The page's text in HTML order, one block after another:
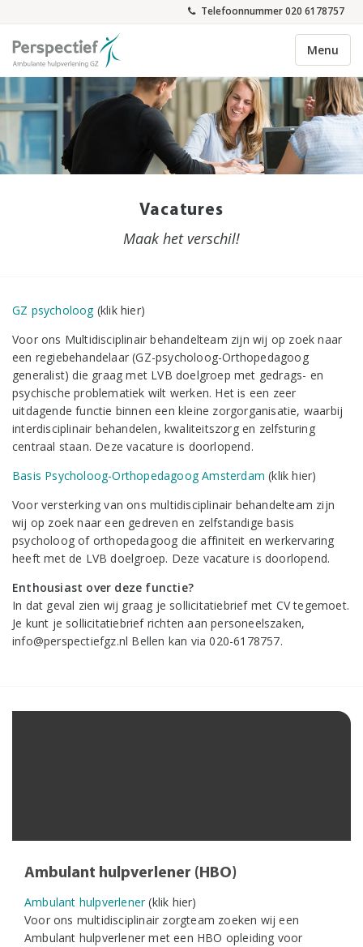
Telefoonnummer 020 6178757
Menu
Vacatures
Maak het verschil!
GZ psycholoog(klik hier)
Voor ons Multidisciplinair behandelteam zijn wij op zoek naar
een regiebehandelaar (GZ-psycholoog-Orthopedagoog
generalist) die graag met LVB doelgroep met gedrags- en
psychische problematiek wilt werken. Het is een zeer
uitdagende functie binnen een kleine zorgorganisatie, waarbij
interdisciplinair behandelen, kwaliteitszorg en zelfsturing
centraal staan. Deze vacature is doorlopend.
Basis Psycholoog-Orthopedagoog Amsterdam (klik hier)
Voor versterking van ons multidisciplinair behandelteam zijn
wij op zoek naar een gedreven en zelfstandige basis
psycholoog of orthopedagoog die affiniteit en werkervaring
heeft met de LVB doelgroep. Deze vacature is doorlopend.
Enthousiast over deze functie?
In dat geval zien wij graag je sollicitatiebrief met CV tegemoet.
Je kunt je sollicitatiebrief richten aan personeelszaken,
info@perspectiefgz.nl Bellen kan via 020-6178757.
Ambulant hulpverlener (HBO)
Ambulant hulpverlener(klik hier)
Voor ons multidisciplinair zorgteam zoeken wij een
Ambulant hulpverlener met een HBO opleiding voor